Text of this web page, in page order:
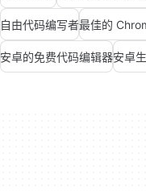
自由代码编写者最佳的
安卓的免费代码编辑器安卓